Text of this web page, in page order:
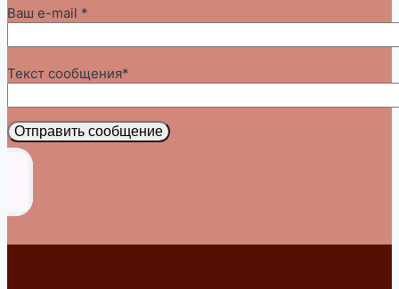
Ваш e-mail *
Текст сообщения*
Отправить сообщение